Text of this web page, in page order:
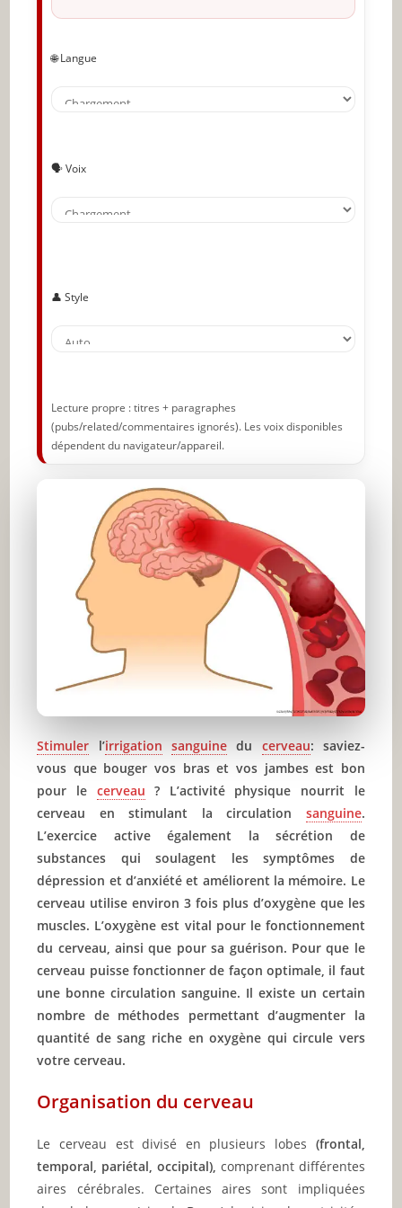
Envisagez de recourir aux compléments
🔥 À lire aussi sur JeunInfo
Articles recommandés
🌐 Langue
🗣️ Voix
👤 Style
Lecture propre : titres + paragraphes
(pubs/related/commentaires ignorés). Les voix disponibles
dépendent du navigateur/appareil.
Stimuler l’irrigation sanguinedu cerveau: saviez-
vous que bouger vos bras et vos jambes est bon
pour le cerveau ? L’activité physique nourrit le
cerveau en stimulant la circulation sanguine.
L’exercice active également la sécrétion de
substances qui soulagent les symptômes de
dépression et d’anxiété et améliorent la mémoire. Le
cerveau utilise environ 3 fois plus d’oxygène que les
muscles. L’oxygène est vital pour le fonctionnement
du cerveau, ainsi que pour sa guérison. Pour que le
cerveau puisse fonctionner de façon optimale, il faut
une bonne circulation sanguine. Il existe un certain
nombre de méthodes permettant d’augmenter la
quantité de sang riche en oxygène qui circule vers
votre cerveau.
Organisation du cerveau
Le cerveau est divisé en plusieurs lobes (frontal,
temporal, pariétal, occipital), comprenant différentes
aires cérébrales. Certaines aires sont impliquées